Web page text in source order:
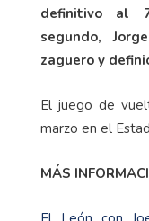
definitivo al
segundo,
zaguero y
El juego de
marzo en el
MÁS